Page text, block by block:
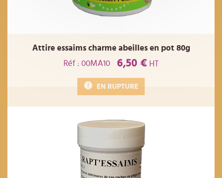
Attire essaims charme abeilles en pot 80g
Réf : 00MA10
6,50 € HT
EN RUPTURE